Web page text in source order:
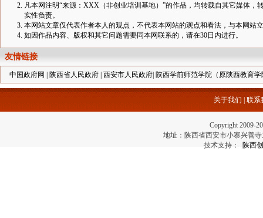
凡本网注明“来源：XXX（非创业培训基地）”的作品，均转载自其它媒体
实性负责。
本网站文章仅代表作者本人的观点，不代表本网站的观点和看法，与本网站
如因作品内容、版权和其它问题需要同本网联系的，请在30日内进行。
友情链接
中国政府网 陕西省人民政府 西安市人民政府 陕西学前师范学院（原陕西教育学
关于我们 联系
Copyright 2009-
地址：陕西省西安市小寨兴善寺
技术支持：
陕西